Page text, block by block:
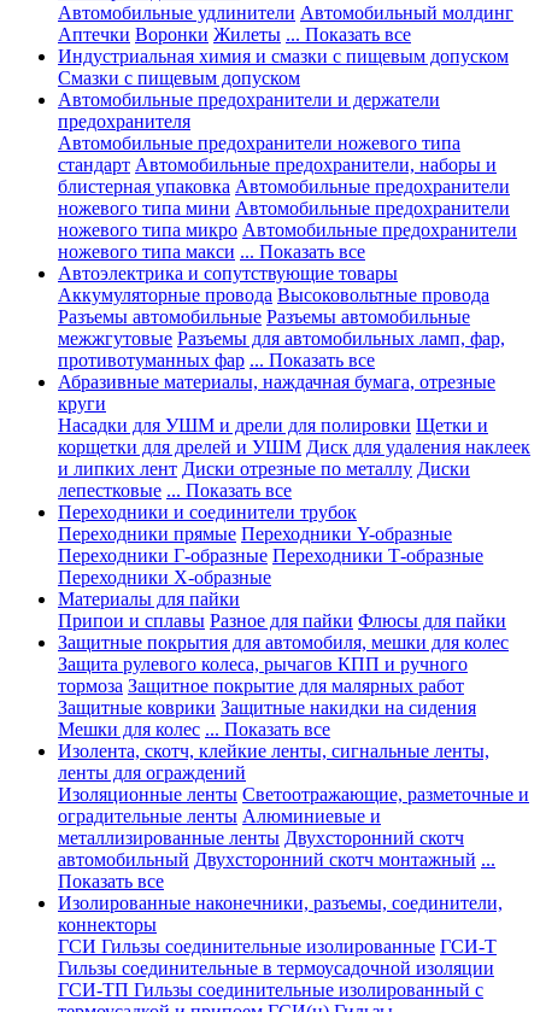
Автомобильные удлинители Автомобильный молдинг
Аптечки Воронки Жилеты ... Показать все
Индустриальная химия и смазки с пищевым допуском
Смазки с пищевым допуском
Автомобильные предохранители и держатели
предохранителя
Автомобильные предохранители ножевого типа
стандарт Автомобильные предохранители, наборы и
блистерная упаковка Автомобильные предохранители
ножевого типа мини Автомобильные предохранители
ножевого типа микро Автомобильные предохранители
ножевого типа макси ... Показать все
Автоэлектрика и сопутствующие товары
Аккумуляторные провода Высоковольтные провода
Разъемы автомобильные Разъемы автомобильные
межжгутовые Разъемы для автомобильных ламп, фар,
противотуманных фар ... Показать все
Абразивные материалы, наждачная бумага, отрезные
круги
Насадки для УШМ и дрели для полировки Щетки и
корщетки для дрелей и УШМ Диск для удаления наклеек
и липких лент Диски отрезные по металлу Диски
лепестковые ... Показать все
Переходники и соединители трубок
Переходники прямые Переходники Y-образные
Переходники Г-образные Переходники Т-образные
Переходники Х-образные
Материалы для пайки
Припои и сплавы Разное для пайки Флюсы для пайки
Защитные покрытия для автомобиля, мешки для колес
Защита рулевого колеса, рычагов КПП и ручного
тормоза Защитное покрытие для малярных работ
Защитные коврики Защитные накидки на сидения
Мешки для колес ... Показать все
Изолента, скотч, клейкие ленты, сигнальные ленты,
ленты для ограждений
Изоляционные ленты Светоотражающие, разметочные и
оградительные ленты Алюминиевые и
металлизированные ленты Двухсторонний скотч
автомобильный Двухсторонний скотч монтажный ...
Показать все
Изолированные наконечники, разъемы, соединители,
коннекторы
ГСИ Гильзы соединительные изолированные ГСИ-Т
Гильзы соединительные в термоусадочной изоляции
ГСИ-ТП Гильзы соединительные изолированный с